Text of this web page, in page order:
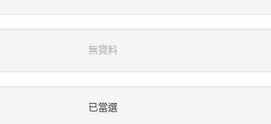
無資料
已當選